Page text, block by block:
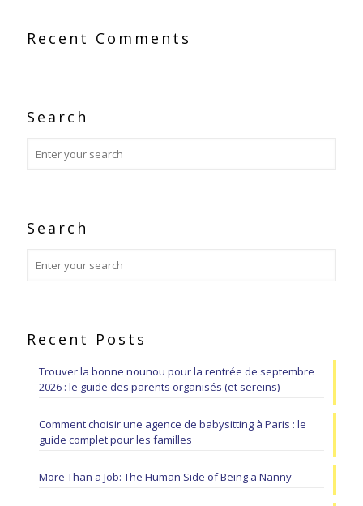
Recent Comments
Search
Search
Recent Posts
Trouver la bonne nounou pour la rentrée de septembre
2026 : le guide des parents organisés (et sereins)
Comment choisir une agence de babysitting à Paris : le
guide complet pour les familles
More Than a Job: The Human Side of Being a Nanny